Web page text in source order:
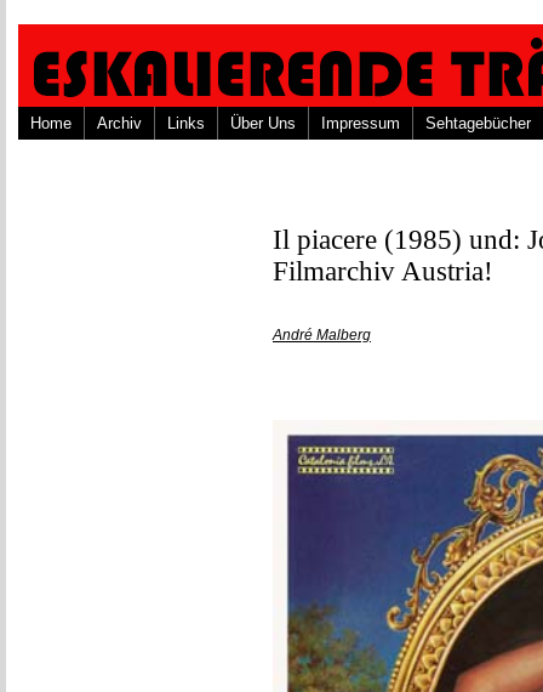
Home Archiv Links Über Uns Impressum Sehtagebücher
Il piacere (1985) und:
Filmarchiv Austria!
André Malberg